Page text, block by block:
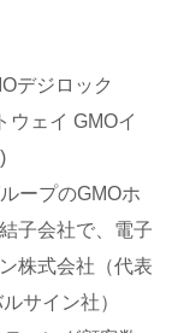
デジロック
ウェイ GMOイ
ープのGMOホ
子会社で、電子
株式会社（代表
サイン社）